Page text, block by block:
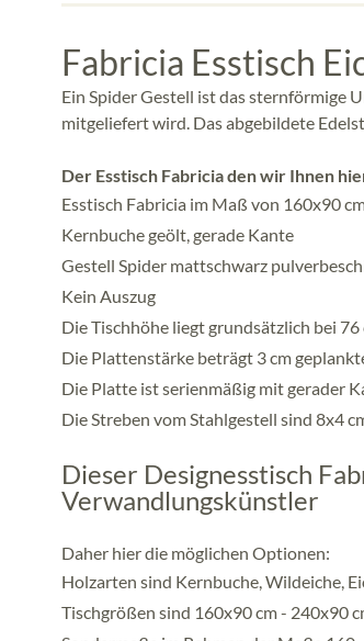
Fabricia Esstisch
Ein Spider Gestell ist das sternförmige
mitgeliefert wird. Das abgebildete
Der Esstisch Fabricia den wir Ihnen
Esstisch Fabricia im Maß von 160x90
Kernbuche geölt, gerade Kante
Gestell Spider mattschwarz
Kein Auszug
Die Tischhöhe liegt grundsätzlich bei 76
Die Plattenstärke beträgt 3 cm
Die Platte ist serienmäßig mit gerader
Die Streben vom Stahlgestell sind 8x4
Dieser Designesstisch
Verwandlungskünstler
Daher hier die möglichen Optionen:
Holzarten sind Kernbuche, Wildeiche,
Tischgrößen sind 160x90 cm - 240x90